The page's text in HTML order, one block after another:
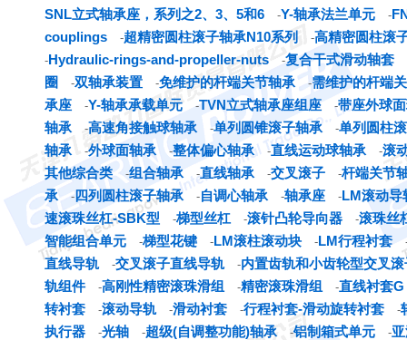
SNL立式轴承座，系列之2、3、5和6
-Y-轴承法兰单元 -
couplings
-超精密圆柱滚子轴承N10系列 -高精密圆柱滚
-Hydraulic-rings-and-propeller-nuts -复合干式滑动轴套
圈 -双轴承装置 -免维护的杆端关节轴承 -需维护的杆端
承座
-Y-轴承承载单元 -TVN立式轴承座组座 -带座外球
轴承
-高速角接触球轴承 -单列圆锥滚子轴承 -单列圆柱
轴承
-外球面轴承 -整体偏心轴承 -直线运动球轴承 -滚
其他综合类
-组合轴承 -直线轴承 -交叉滚子 -杆端关节
承
-四列圆柱滚子轴承 -自调心轴承 -轴承座 -LM滚动导
速滚珠丝杠-SBK型
-梯型丝杠 -滚针凸轮导向器 -滚珠丝
智能组合单元
-梯型花键 -LM滚柱滚动块 -LM行程衬套
直线导轨 -交叉滚子直线导轨 -内置齿轨和小齿轮型交叉
轨组件
-高刚性精密滚珠滑组 -精密滚珠滑组 -直线衬套G
转衬套
-滚动导轨 -滑动衬套 -行程衬套-滑动旋转衬套 -
执行器
-光轴 -超级(自调整功能)轴承 -铝制箱式单元 -